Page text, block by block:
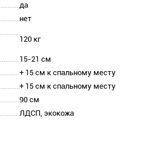
да
нет
120 кг
15-21 см
+ 15 см к спальному месту
+ 15 см к спальному месту
90 см
ЛДСП, экокожа